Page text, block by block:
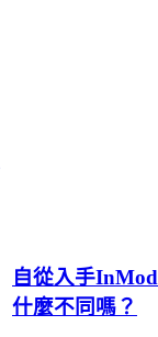
自從入手
什麼不同嗎？